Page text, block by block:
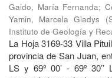
Gaido, María Fernanda;
Yamin, Marcela Gladys
(
Instituto de Geología y
La Hoja 3169-33 Villa
provincia de San Juan,
LS y 69º 00’ - 69º